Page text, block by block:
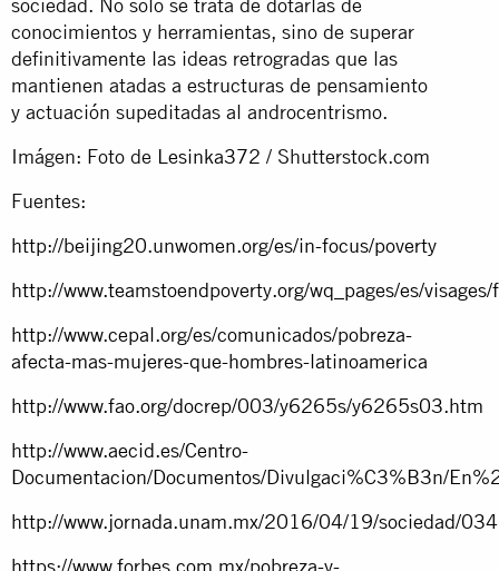
conocimientos y herramientas, sino de superar
definitivamente las ideas retrogradas que las
mantienen atadas a estructuras de pensamiento
y actuación supeditadas al androcentrismo.
Imágen: Foto de Lesinka372 / Shutterstock.com
Fuentes:
http://beijing20.unwomen.org/es/in-focus/poverty
http://www.teamstoendpoverty.org/wq_pages/es/
http://www.cepal.org/es/comunicados/pobreza-
afecta-mas-mujeres-que-hombres-latinoamerica
http://www.fao.org/docrep/003/y6265s/y6265s03.htm
http://www.aecid.es/Centro-
Documentacion/Documentos/Divulgaci%C3%B3n/
http://www.jornada.unam.mx/2016/04/19/sociedad/
https://www.forbes.com.mx/pobreza-y-